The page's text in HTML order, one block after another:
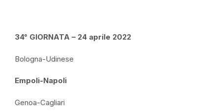
34° GIORNATA – 24 aprile 2022
Bologna-Udinese
Empoli-Napoli
Genoa-Cagliari